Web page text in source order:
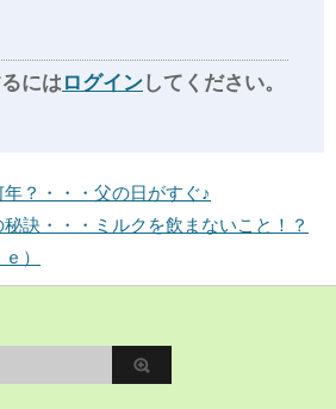
にはログインしてください。
？・・・父の日がすぐ♪
訣・・・ミルクを飲まないこと！？
）